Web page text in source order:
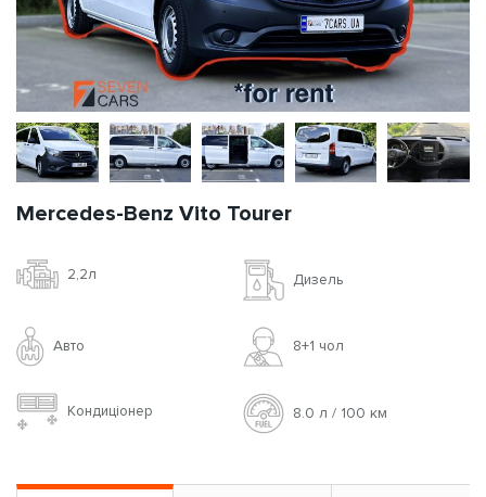
Mercedes-Benz Vito Tourer
2,2л Дизель
Авто 8+1 чoл
Кондиціонер 8.0 л / 100 км